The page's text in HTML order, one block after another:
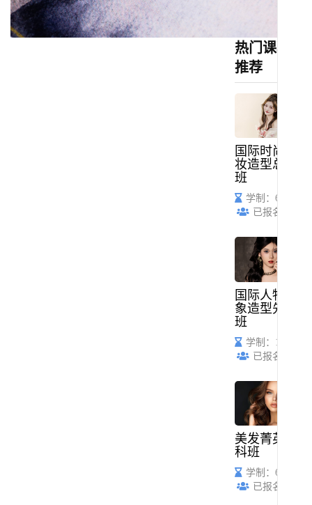
热门课程
推荐
国际时尚化
妆造型总监
班
学制：6个月
已报名：57
国际人物形
象造型先锋
班
学制：1年
已报名：52
美发菁英全
科班
学制：6个月
已报名：45